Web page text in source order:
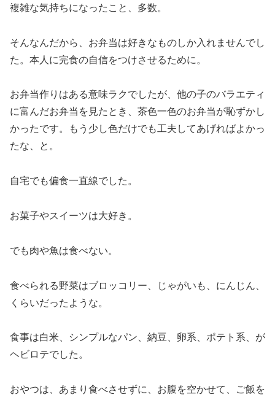
複雑な気持ちになったこと、多数。
そんなんだから、お弁当は好きなものしか入れませんでし
た。本人に完食の自信をつけさせるために。
お弁当作りはある意味ラクでしたが、他の子のバラエティ
に富んだお弁当を見たとき、茶色一色のお弁当が恥ずかし
かったです。もう少し色だけでも工夫してあげればよかっ
たな、と。
自宅でも偏食一直線でした。
お菓子やスイーツは大好き。
でも肉や魚は食べない。
食べられる野菜はブロッコリー、じゃがいも、にんじん、
くらいだったような。
食事は白米、シンプルなパン、納豆、卵系、ポテト系、が
ヘビロテでした。
おやつは、あまり食べさせずに、お腹を空かせて、ご飯を